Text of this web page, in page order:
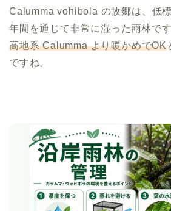
Calumma vohibola の故郷は、低標
年間を通じて非常に湿った雨林です
高地系 Calumma より暖かめでOK
ですね。